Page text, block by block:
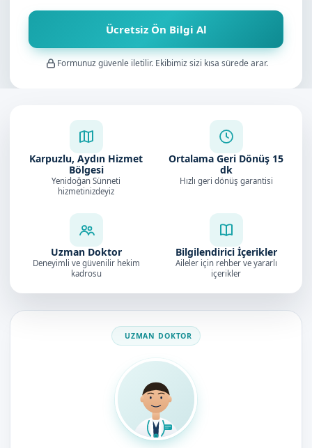
Ücretsiz Ön Bilgi Al
Formunuz güvenle iletilir. Ekibimiz sizi kısa sürede arar.
Karpuzlu, Aydın Hizmet
Bölgesi
Yenidoğan Sünneti
hizmetinizdeyiz
Ortalama Geri Dönüş 15
dk
Hızlı geri dönüş garantisi
Uzman Doktor
Deneyimli ve güvenilir hekim
kadrosu
Bilgilendirici İçerikler
Aileler için rehber ve yararlı
içerikler
Doktorumuz